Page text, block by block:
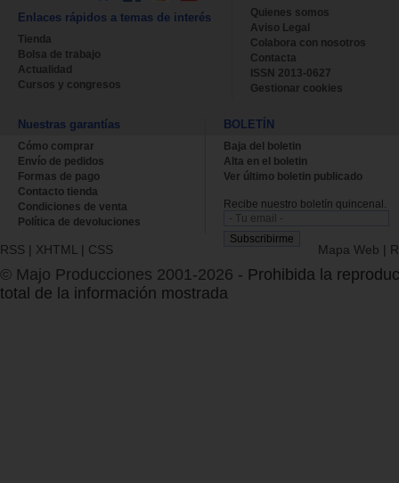
Enlaces rápidos a temas de interés
Tienda
Bolsa de trabajo
Actualidad
Cursos y congresos
Quienes somos
Aviso Legal
Colabora con nosotros
Contacta
ISSN 2013-0627
Gestionar cookies
Nuestras garantías
Cómo comprar
Envío de pedidos
Formas de pago
Contacto tienda
Condiciones de venta
Política de devoluciones
BOLETÍN
Baja del boletin
Alta en el boletin
Ver último boletin publicado
Recibe nuestro boletín quincenal.
RSS | XHTML | CSS Mapa Web |
© Majo Producciones 2001-2026 - Prohibida la
total de la información mostrada